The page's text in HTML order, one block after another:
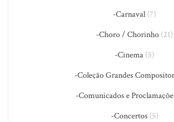
-Carnaval (7)
-Choro / Chorinho (21)
-Cinema (5)
-Coleção Grandes
-Comunicados e
-Concertos(5)